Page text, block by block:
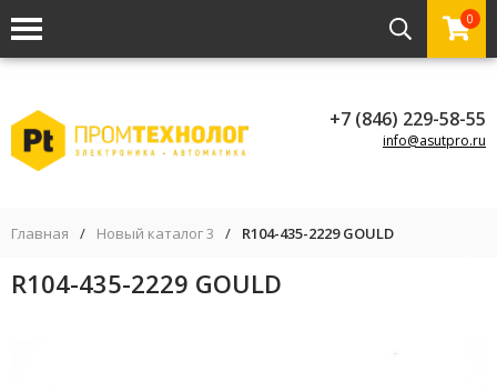
0
+7 (846) 229-58-55
info@asutpro.ru
Главная / Новый каталог 3 / R104-435-2229 GOULD
R104-435-2229 GOULD